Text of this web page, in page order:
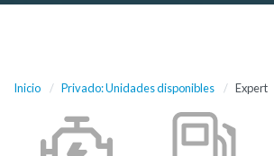
Inicio Privado: Unidades disponibles Expert